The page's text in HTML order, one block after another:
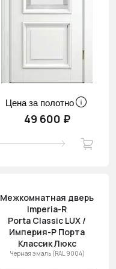
Цена за полотно
49 600 ₽
Межкомнатная дверь
Imperia-R
Porta Classic LUX /
Империя-Р Порта
Классик Люкс
Черная эмаль (RAL 9004)